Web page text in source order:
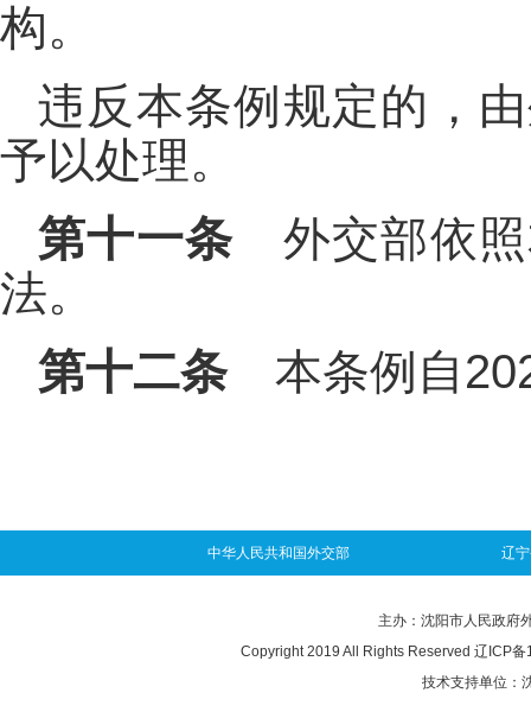
构。
违反本条例规定的，
予以处理。
第十一条 外交部依照
法。
第十二条本条例自
中华人民共和国外交部 辽
主办：沈阳市人民政府
Copyright 2019 All Rights Reserved 辽ICP备
技术支持单位：